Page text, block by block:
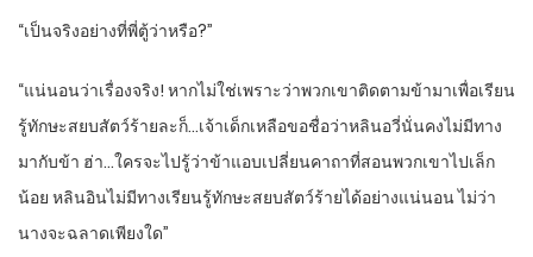
“เป็นจริงอย่างที่พี่ตู้ว่าหรือ?”
“แน่นอนว่าเรื่องจริง! หากไม่ใช่เพราะว่าพวกเขาติดตามข้ามาเพื่อเรียน
รู้ทักษะสยบสัตว์ร้ายละก็…เจ้าเด็กเหลือขอชื่อว่าหลินอวี่นั่นคงไม่มีทาง
มากับข้า ฮ่า…ใครจะไปรู้ว่าข้าแอบเปลี่ยนคาถาที่สอนพวกเขาไปเล็ก
น้อย หลินอินไม่มีทางเรียนรู้ทักษะสยบสัตว์ร้ายได้อย่างแน่นอน ไม่ว่า
นางจะฉลาดเพียงใด”